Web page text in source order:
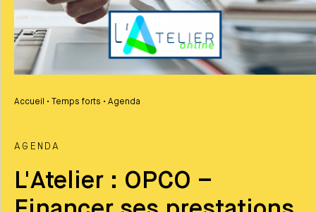
Accueil • Temps forts • Agenda
AGENDA
L'Atelier : OPCO –